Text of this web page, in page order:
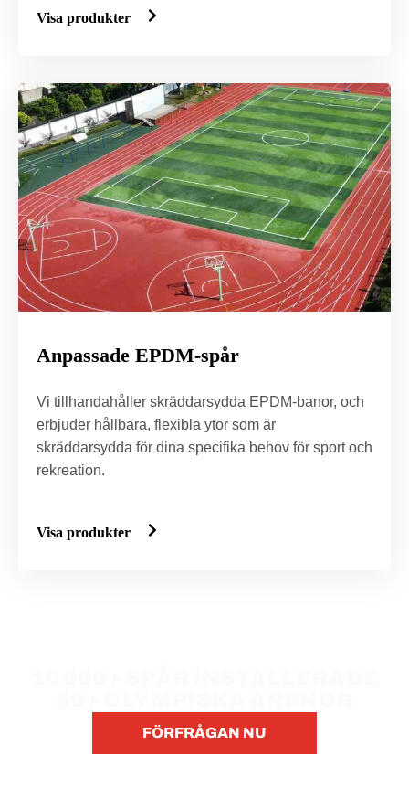
Visa produkter
Anpassade EPDM-spår
Vi tillhandahåller skräddarsydda EPDM-banor, och
erbjuder hållbara, flexibla ytor som är
skräddarsydda för dina specifika behov för sport och
rekreation.
Visa produkter
FÖRFRÅGAN NU